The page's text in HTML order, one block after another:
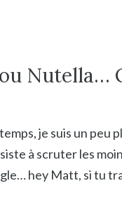
Nutella…
je suis un peu
à scruter les
hey Matt, si tu